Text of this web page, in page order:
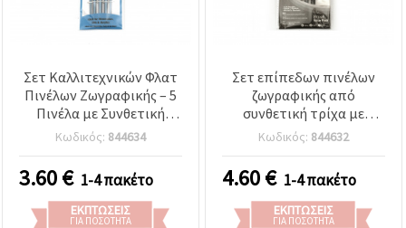
Σετ Καλλιτεχνικών Φλατ
Πινέλων Ζωγραφικής – 5
Πινέλα με Συνθετική
Τρίχα
Κωδικός: 844634
3.60€ 1-4 πακέτο
ΕΚΠΤΏΣΕΙΣ
ΓΙΑ ΠΟΣΌΤΗΤΑ
Σετ επίπεδων πινέλων
ζωγραφικής από
συνθετική τρίχα με
στρογγυλεμένη μύτη - 5
τμχ
Κωδικός: 844632
4.60€ 1-4 πακέτο
ΕΚΠΤΏΣΕΙΣ
ΓΙΑ ΠΟΣΌΤΗΤΑ